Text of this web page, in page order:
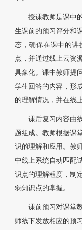
授课教师是课中
生课前的预习评分和
态，确保在课中的讲
点，并通过线上云资
具象化。课中教师提
学生回答的内容，形
的理解情况，并在线
课后复习内容由
题组成。教师根据课
识的理解和应用。教
中线上系统自动匹配
识点的理解程度，制
弱知识点的掌握。
课前预习对课堂
师线下发放相应的预